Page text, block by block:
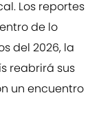
Los reportes
de lo
del 2026, la
reabrirá sus
un encuentro